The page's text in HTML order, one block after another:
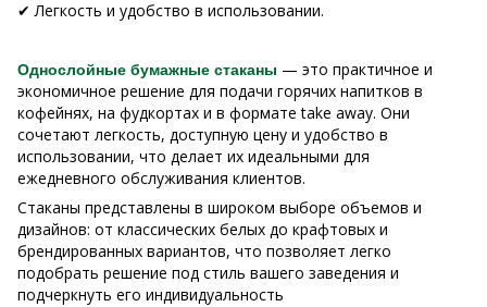
✔ Легкость и удобство в использовании.
Однослойные бумажные стаканы — это практичное и
экономичное решение для подачи горячих напитков в
кофейнях, на фудкортах и в формате take away. Они
сочетают легкость, доступную цену и удобство в
использовании, что делает их идеальными для
ежедневного обслуживания клиентов.
Стаканы представлены в широком выборе объемов и
дизайнов: от классических белых до крафтовых и
брендированных вариантов, что позволяет легко
подобрать решение под стиль вашего заведения и
подчеркнуть его индивидуальность